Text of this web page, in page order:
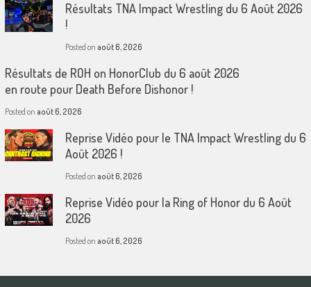
Résultats TNA Impact Wrestling du 6 Août 2026
!
Posted on août 6, 2026
Résultats de ROH on HonorClub du 6 août 2026
en route pour Death Before Dishonor !
Posted on août 6, 2026
Reprise Vidéo pour le TNA Impact Wrestling du 6
Août 2026 !
Posted on août 6, 2026
Reprise Vidéo pour la Ring of Honor du 6 Août
2026
Posted on août 6, 2026